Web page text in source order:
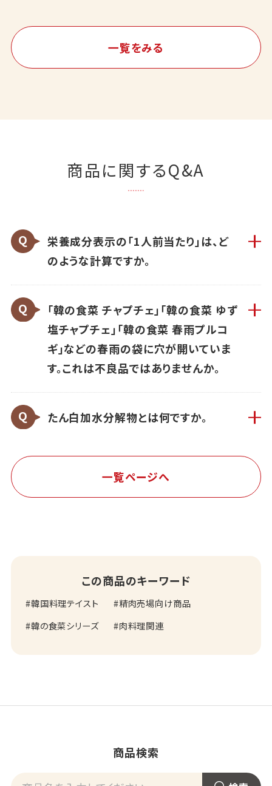
一覧をみる
商品に関するQ&A
栄養成分表示の「1人前当たり」は、ど
のような計算ですか。
「韓の食菜 チャプチェ」「韓の食菜 ゆず
塩チャプチェ」「韓の食菜 春雨プルコ
ギ」などの春雨の袋に穴が開いていま
す。これは不良品ではありませんか。
たん白加水分解物とは何ですか。
一覧ページへ
この商品のキーワード
韓国料理テイスト
精肉売場向け商品
韓の食菜シリーズ
肉料理関連
商品検索